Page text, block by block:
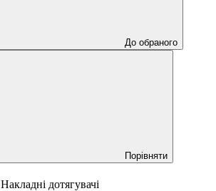
До обраного
Порівняти
Накладні дотягувачі